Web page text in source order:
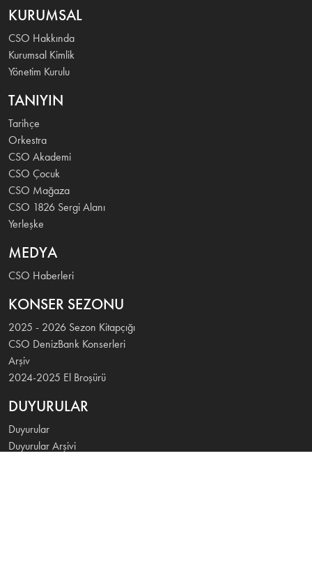
KURUMSAL
CSO Hakkında
Kurumsal Kimlik
Yönetim Kurulu
TANIYIN
Tarihçe
Orkestra
CSO Akademi
CSO Çocuk
CSO Mağaza
CSO 1826 Sergi Alanı
Yerleşke
MEDYA
CSO Haberleri
KONSER SEZONU
2025 - 2026 Sezon Kitapçığı
CSO DenizBank Konserleri
Arşiv
2024-2025 El Broşürü
DUYURULAR
Duyurular
Duyurular Arşivi